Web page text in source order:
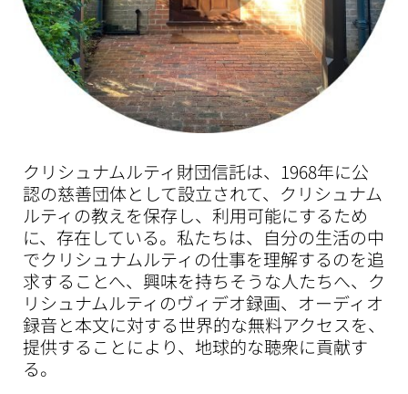
クリシュナムルティ財団信託は、1968年に公
認の慈善団体として設立されて、クリシュナム
ルティの教えを保存し、利用可能にするため
に、存在している。私たちは、自分の生活の中
でクリシュナムルティの仕事を理解するのを追
求することへ、興味を持ちそうな人たちへ、ク
リシュナムルティのヴィデオ録画、オーディオ
録音と本文に対する世界的な無料アクセスを、
提供することにより、地球的な聴衆に貢献す
る。